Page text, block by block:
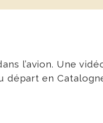
l’avion. Une
en